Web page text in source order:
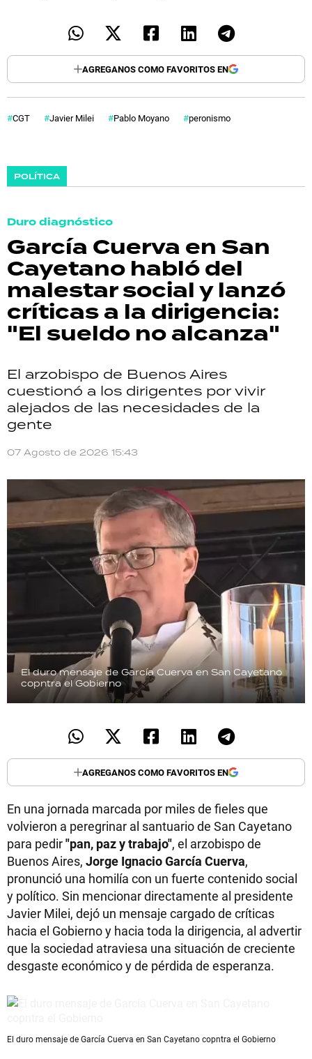
AGREGANOS COMO FAVORITOS EN
CGT Javier Milei Pablo Moyano peronismo
POLÍTICA
Duro diagnóstico
García Cuerva en San
Cayetano habló del
malestar social y lanzó
críticas a la dirigencia:
"El sueldo no alcanza"
El arzobispo de Buenos Aires
cuestionó a los dirigentes por vivir
alejados de las necesidades de la
gente
07 Agosto de 2026 15:43
El duro mensaje de García Cuerva en San Cayetano
copntra el Gobierno
AGREGANOS COMO FAVORITOS EN
En una jornada marcada por miles de fieles que
volvieron a peregrinar al santuario de San Cayetano
para pedir"pan, paz y trabajo", el arzobispo de
Buenos Aires, Jorge Ignacio García Cuerva,
pronunció una homilía con un fuerte contenido social
y político. Sin mencionar directamente al presidente
Javier Milei, dejó un mensaje cargado de críticas
hacia el Gobierno y hacia toda la dirigencia, al advertir
que la sociedad atraviesa una situación de creciente
desgaste económico y de pérdida de esperanza.
El duro mensaje de García Cuerva en San Cayetano copntra el Gobierno